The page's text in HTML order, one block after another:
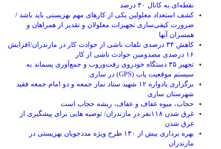
نقطه‌ای به کانال ۳۰ درصد
کشف استعداد معلولین یکی از کارهای مهم بهزیستی باید باشد /
ضرورت کیفی‌سازی تجهیزات معلولان و تقدیر از همراهان و
همسران آنها
کاهش ۳۴ درصدی تلفات ناشی از حوادث كار در مازندران/افزایش
۱۶ درصدی مصدومین حوادث ناشی از کار
تجهیز ۳۵ دستگاه خودروی رفت‌وروب و جمع‌آوری پسماند به
سیستم موقعیت یاب (GPS) در ساری
برگزاری یادواره ۱۲ شهید ستاد نماز جمعه و دو امام جمعه فقید
شهرستان ساری
حجاب، میوه عفاف و عفاف، ریشه حجاب است
غرق شدن ۱۱۸نفر در مازندران/ توصيه هايی برای پيشگيری از
غرق شدن
بهره برداری بیش از ۱۳۰ طرح ویژه مددجویان بهزیستی در
مازندران